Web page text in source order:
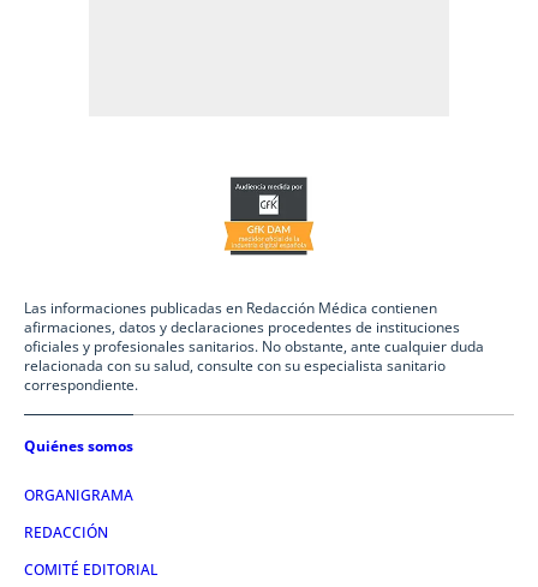
Las informaciones publicadas en Redacción Médica contienen
afirmaciones, datos y declaraciones procedentes de instituciones
oficiales y profesionales sanitarios. No obstante, ante cualquier duda
relacionada con su salud, consulte con su especialista sanitario
correspondiente.
Quiénes somos
ORGANIGRAMA
REDACCIÓN
COMITÉ EDITORIAL